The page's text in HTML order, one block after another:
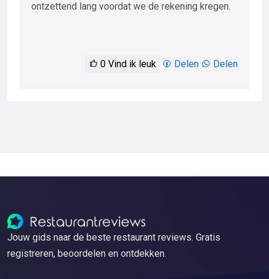
ontzettend lang voordat we de rekening kregen.
0 Vind ik leuk Delen Delen
Jouw gids naar de beste restaurant reviews. Gratis
registreren, beoordelen en ontdekken.